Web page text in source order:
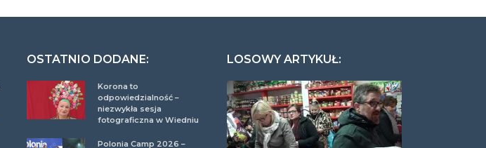
OSTATNIO DODANE:
Korona to
odpowiedzialność –
niezwykła sesja
fotograficzna w Wiedniu
Polonia Camp 2026 –
LOSOWY ARTYKUŁ: